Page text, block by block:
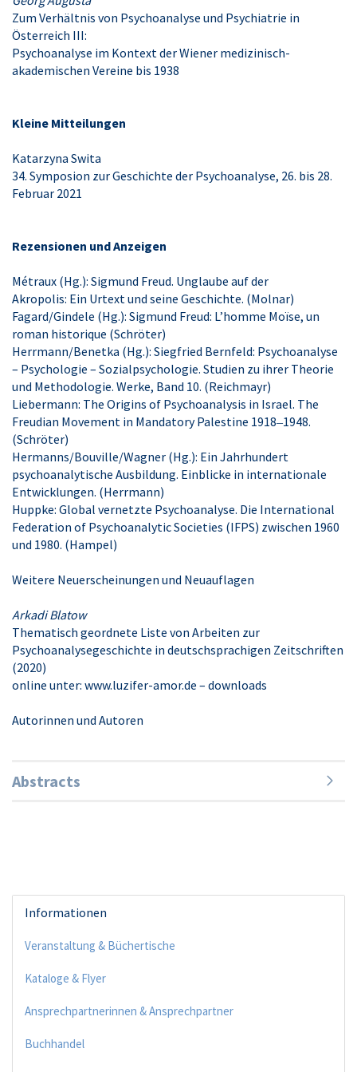
Zum Verhältnis von Psychoanalyse und Psychiatrie in
Österreich III:
Psychoanalyse im Kontext der Wiener medizinisch-
akademischen Vereine bis 1938
Kleine Mitteilungen
Katarzyna Swita
34. Symposion zur Geschichte der Psychoanalyse, 26. bis 28.
Februar 2021
Rezensionen und Anzeigen
Métraux (Hg.): Sigmund Freud. Unglaube auf der
Akropolis: Ein Urtext und seine Geschichte. (Molnar)
Fagard/Gindele (Hg.): Sigmund Freud: L’homme Moïse, un
roman historique (Schröter)
Herrmann/Benetka (Hg.): Siegfried Bernfeld: Psychoanalyse
– Psychologie – Sozialpsychologie. Studien zu ihrer Theorie
und Methodologie. Werke, Band 10. (Reichmayr)
Liebermann: The Origins of Psychoanalysis in Israel. The
Freudian Movement in Mandatory Palestine 1918‒1948.
(Schröter)
Hermanns/Bouville/Wagner (Hg.): Ein Jahrhundert
psychoanalytische Ausbildung. Einblicke in internationale
Entwicklungen. (Herrmann)
Huppke: Global vernetzte Psychoanalyse. Die International
Federation of Psychoanalytic Societies (IFPS) zwischen 1960
und 1980. (Hampel)
Weitere Neuerscheinungen und Neuauflagen
Arkadi Blatow
Thematisch geordnete Liste von Arbeiten zur
Psychoanalysegeschichte in deutschsprachigen Zeitschriften
(2020)
online unter: www.luzifer-amor.de – downloads
Autorinnen und Autoren
Abstracts
Informationen
Veranstaltung & Büchertische
Kataloge & Flyer
Ansprechpartnerinnen & Ansprechpartner
Buchhandel